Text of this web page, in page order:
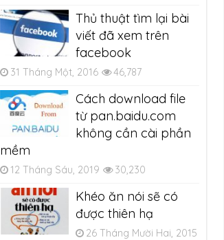
Thủ thuật tìm lại bài
viết đã xem trên
facebook
31 Tháng Một, 2016 46,787
Cách download file
từ pan.baidu.com
không cần cài phần
mềm
12 Tháng Sáu, 2019 30,230
Khéo ăn nói sẽ có
được thiên hạ
26 Tháng Mười Hai, 2015